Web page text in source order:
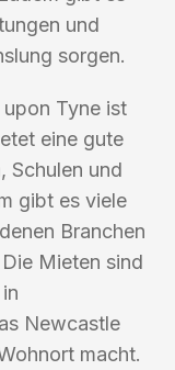
und
sorgen.
Tyne ist
eine gute
Schulen und
gibt es viele
Branchen
Mieten sind
Newcastle
macht.